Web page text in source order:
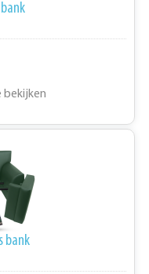
bekijken
bank